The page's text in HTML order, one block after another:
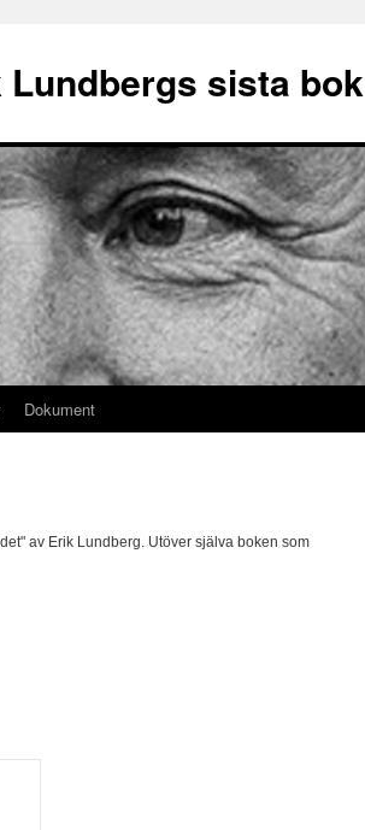
sista bok
Dokument
av Erik Lundberg. Utöver själva boken som